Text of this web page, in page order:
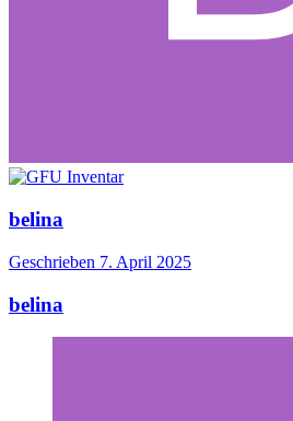
belina
Geschrieben 7. April 2025
belina